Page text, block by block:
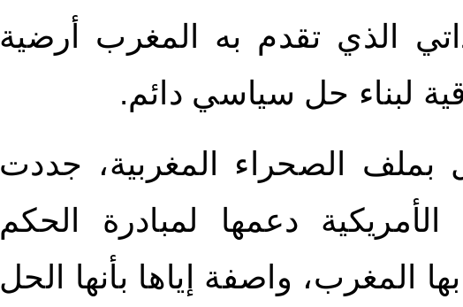
الذي تقدم به المغرب أرضية
لبناء حل سياسي دائم.
الصحراء المغربية، جددت
الأمريكية دعمها لمبادرة الحكم
المغرب، واصفة إياها بأنها الحل